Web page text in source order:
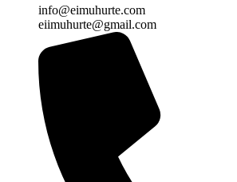
info@eimuhurte.com
eiimuhurte@gmail.com